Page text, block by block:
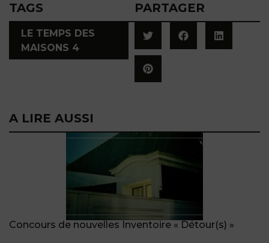
TAGS
LE TEMPS DES
MAISONS 4
PARTAGER
A LIRE AUSSI
Concours de nouvelles Inventoire « Détour(s) »